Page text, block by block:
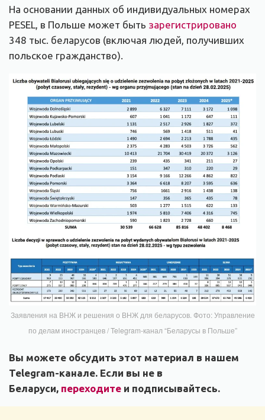
На основании данных об индивидуальных номерах
PESEL, в Польше может быть зарегистрировано
348 тыс. беларусов (включая людей, получивших
польское гражданство).
Заявления на ВНЖ и решения о ВНЖ для беларусов. Фото: Управление
по делам иностранцев / Telegram-канал “Беларусы в Польше”
Вы можете обсудить этот материал в нашем
Telegram-канале. Если вы не в
Беларуси, переходите и подписывайтесь.